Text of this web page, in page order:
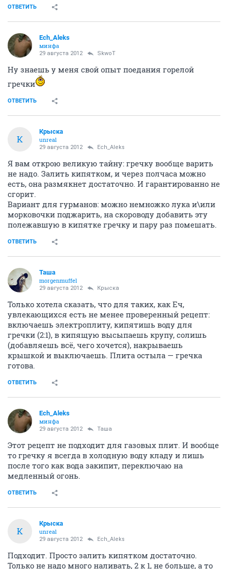
ОТВЕТИТЬ
Ech_Aleks
минфа
29 августа 2012 SkwоT
Ну знаешь у меня свой опыт поедания горелой
гречки
ОТВЕТИТЬ
К
Крыска
unreal
29 августа 2012 Ech_Aleks
Я вам открою великую тайну: гречку вообще варить
не надо. Залить кипятком, и через полчаса можно
есть, она размякнет достаточно. И гарантированно не
сгорит.
Вариант для гурманов: можно немножко лука и\или
морковочки поджарить, на скороводу добавить эту
полежавшую в кипятке гречку и пару раз помешать.
ОТВЕТИТЬ
Таша
morgenmuffel
29 августа 2012 Крыска
Только хотела сказать, что для таких, как Еч,
увлекающихся есть не менее проверенный рецепт:
включаешь электроплиту, кипятишь воду для
гречки (2:1), в кипящую высыпаешь крупу, солишь
(добавляешь всё, чего хочется), накрываешь
крышкой и выключаешь. Плита остыла — гречка
готова.
ОТВЕТИТЬ
Ech_Aleks
минфа
29 августа 2012 Таша
Этот рецепт не подходит для газовых плит. И вообще
то гречку я всегда в холодную воду кладу и лишь
после того как вода закипит, переключаю на
медленный огонь.
ОТВЕТИТЬ
К
Крыска
unreal
29 августа 2012 Ech_Aleks
Подходит. Просто залить кипятком достаточно.
Только не надо много наливать, 2 к 1, не больше, а то